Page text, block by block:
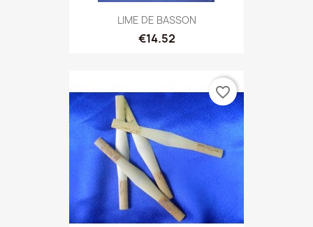
LIME DE BASSON
€14.52
favorite_border